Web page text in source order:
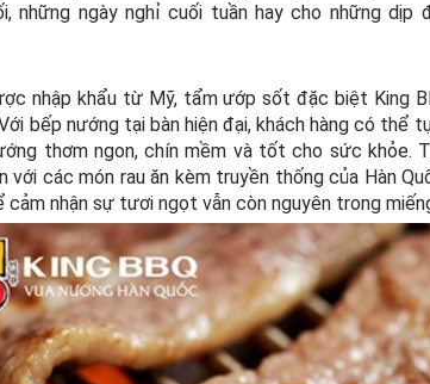
những ngày nghỉ cuối tuần hay cho những dịp
nhập khẩu từ Mỹ, tẩm ướp sốt đặc biệt King
bếp nướng tại bàn hiện đại, khách hàng có thể
thơm ngon, chín mềm và tốt cho sức khỏe.
với các món rau ăn kèm truyền thống của Hàn
nhận sự tươi ngọt vẫn còn nguyên trong